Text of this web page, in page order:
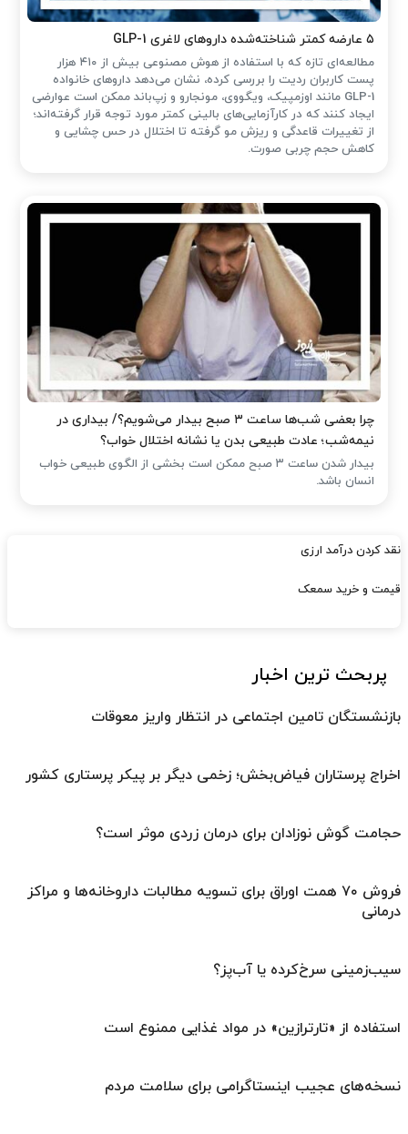
۵ عارضه کمتر شناخته‌شده داروهای لاغری GLP-1
مطالعه‌ای تازه که با استفاده از هوش مصنوعی بیش از ۴۱۰ هزار
پست کاربران ردیت را بررسی کرده، نشان می‌دهد داروهای خانواده
GLP-1 مانند اوزمپیک، ویگووی، مونجارو و زپ‌باند ممکن است عوارضی
ایجاد کنند که در کارآزمایی‌های بالینی کمتر مورد توجه قرار گرفته‌اند؛
از تغییرات قاعدگی و ریزش مو گرفته تا اختلال در حس چشایی و
کاهش حجم چربی صورت.
چرا بعضی شب‌ها ساعت ۳ صبح بیدار می‌شویم؟/ بیداری در
نیمه‌شب؛ عادت طبیعی بدن یا نشانه اختلال خواب؟
بیدار شدن ساعت ۳ صبح ممکن است بخشی از الگوی طبیعی خواب
انسان باشد.
نقد کردن درآمد ارزی
قیمت و خرید سمعک
پربحث ترین اخبار
بازنشستگان تامین اجتماعی در انتظار واریز معوقات
اخراج پرستاران فیاض‌بخش؛ زخمی دیگر بر پیکر پرستاری کشور
حجامت گوش نوزادان برای درمان زردی موثر است؟
فروش ۷۰ همت اوراق برای تسویه مطالبات داروخانه‌ها و مراکز
درمانی
سیب‌زمینی سرخ‌کرده یا آب‌پز؟
استفاده از «تارترازین» در مواد غذایی ممنوع است
نسخه‌های عجیب اینستاگرامی برای سلامت مردم